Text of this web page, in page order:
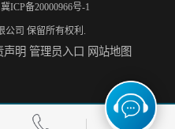
液氨除油脱水过滤器 液氨专用过滤器
冀ICP备20000966号-1
公司 保留所有权利.
声明 管理员入口 网站地图